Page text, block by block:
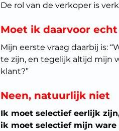
De rol van de verkoper is
Moet ik daarvoor
Mijn eerste vraag daarbij is:
te zijn, en tegelijk altijd mijn
klant?”
Neen, natuurlijk niet
Ik moet selectief eerlijk
ik moet selectief mijn